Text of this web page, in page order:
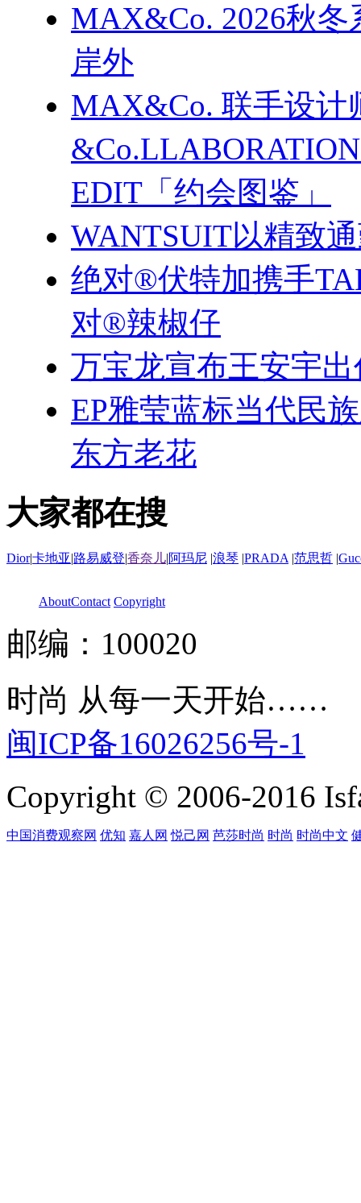
MAX&Co. 2026秋
岸外
MAX&Co. 联手设计
EDIT「约会图鉴」
WANTSUIT以精致
绝对®伏特加携手
对®辣椒仔
万宝龙宣布王安宇
EP雅莹蓝标当代民
东方老花
大家都在搜
Dior|卡地亚|路易威登|香奈儿|阿玛尼 |浪琴 |PRADA |范思哲 |
AboutContact Copyright
邮编：100020
时尚 从每一天开始……
闽ICP备16026256号-1
Copyright © 2006-2016
中国消费观察网 优知 嘉人网 悦己网 芭莎时尚 时尚 时尚中文